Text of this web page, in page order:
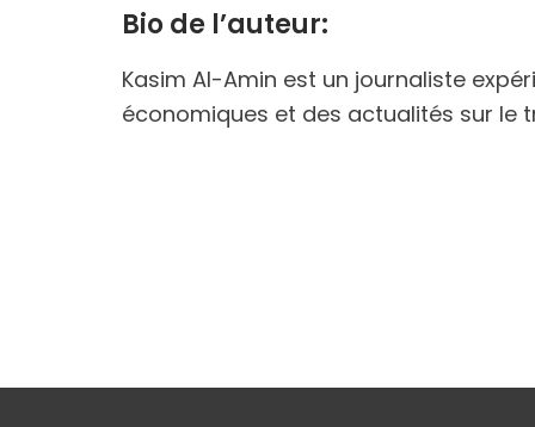
Bio de l’auteur:
Kasim Al-Amin est un journaliste
économiques et des actualités sur le